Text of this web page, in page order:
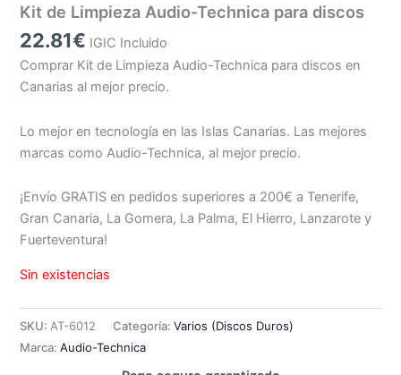
Kit de Limpieza Audio-Technica para discos
22.81€ IGIC Incluido
Comprar Kit de Limpieza Audio-Technica para discos en
Canarias al mejor precio.
Lo mejor en tecnología en las Islas Canarias. Las mejores
marcas como Audio-Technica, al mejor precio.
¡Envío GRATIS en pedidos superiores a 200€ a Tenerife,
Gran Canaria, La Gomera, La Palma, El Hierro, Lanzarote y
Fuerteventura!
Sin existencias
SKU: AT-6012 Categoría:Varios (Discos Duros)
Marca:Audio-Technica